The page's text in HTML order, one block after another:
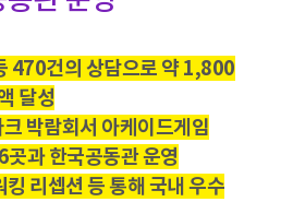
470건의 상담으로 약 1,800
달성
박람회서 아케이드게임
곳과 한국공동관 운영
리셉션 등 통해 국내 우수